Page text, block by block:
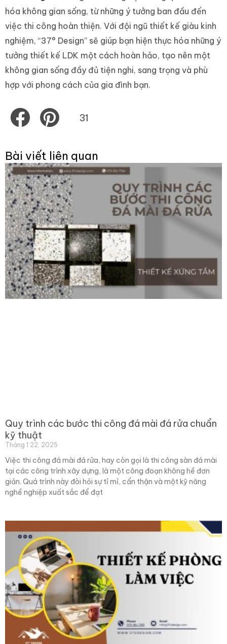
hóa không gian sống, từ những ý tưởng ban đầu đến
việc thi công hoàn thiện. Với đội ngũ thiết kế giàu kinh
nghiệm, “37° Design” sẽ giúp bạn hiện thực hóa những ý
tưởng thiết kế LDK một cách hoàn hảo, tạo nên một
không gian sống đầy đủ tiện nghi, sang trọng và phù
hợp với phong cách của gia đình bạn.
Share
on
Share
on
31
Bài viết liên quan
Quy trình các bước thi công đá mài đá rửa chuẩn
kỹ thuật
Tháng 1 22, 2025
Việc thi công đá mài đá rửa, hay còn gọi là thi công sàn đá mài
tại các công trình xây dựng, là một công đoạn không hề đơn
giản. Quá trình này đòi hỏi sự tỉ mỉ, cẩn thận và một kỹ năng
nghề nghiệp xuất sắc để đạt